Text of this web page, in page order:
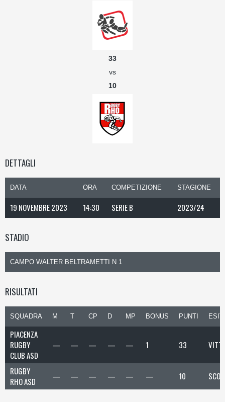
33
vs
10
DETTAGLI
DATA ORA COMPETIZIONE STAGIONE
19 NOVEMBRE 2023 14:30 SERIE B 2023/24
STADIO
CAMPO WALTER BELTRAMETTI N 1
RISULTATI
SQUADRA M T CP D MP BONUS PUNTI
PIACENZA
RUGBY
CLUB ASD
— — — — — 1 33
RUGBY
RHO ASD
— — — — — — 10